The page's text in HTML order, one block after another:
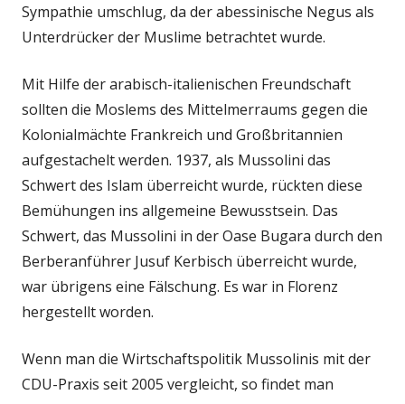
Sympathie umschlug, da der abessinische Negus als
Unterdrücker der Muslime betrachtet wurde.
Mit Hilfe der arabisch-italienischen Freundschaft
sollten die Moslems des Mittelmerraums gegen die
Kolonialmächte Frankreich und Großbritannien
aufgestachelt werden. 1937, als Mussolini das
Schwert des Islam überreicht wurde, rückten diese
Bemühungen ins allgemeine Bewusstsein. Das
Schwert, das Mussolini in der Oase Bugara durch den
Berberanführer Jusuf Kerbisch überreicht wurde,
war übrigens eine Fälschung. Es war in Florenz
hergestellt worden.
Wenn man die Wirtschaftspolitik Mussolinis mit der
CDU-Praxis seit 2005 vergleicht, so findet man